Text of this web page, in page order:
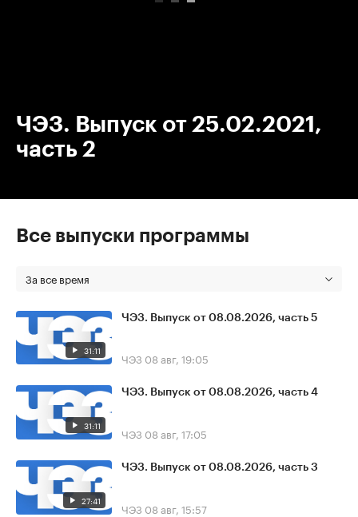
ЧЭЗ. Выпуск от 25.02.2021,
часть 2
Все выпуски программы
За все время
31:11
ЧЭЗ. Выпуск от 08.08.2026, часть 5
ЧЭЗ 08 авг, 19:05
31:11
ЧЭЗ. Выпуск от 08.08.2026, часть 4
ЧЭЗ 08 авг, 17:05
27:41
ЧЭЗ. Выпуск от 08.08.2026, часть 3
ЧЭЗ 08 авг, 15:57